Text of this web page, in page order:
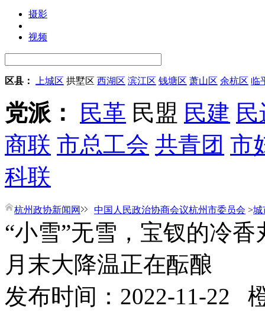
摄影
视频
区县： 上城区 拱墅区 西湖区 滨江区 钱塘区 萧山区 余杭区 临
党派： 民革 民盟 民建
商联 市总工会 共青团 市
科联
杭州政协新闻网 中国人民政治协商会议杭州市委员会 >城
“小雪”无雪，宝钗的冷
月末大降温正在酝酿
发布时间：2022-11-22